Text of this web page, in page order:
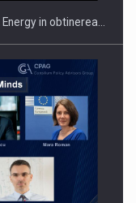
in obtinerea…